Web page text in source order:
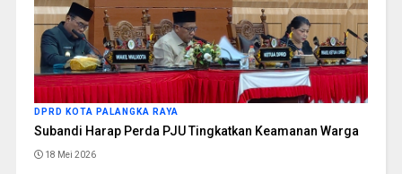
DPRD KOTA PALANGKA RAYA
Subandi Harap Perda PJU Tingkatkan Keamanan Warga
18 Mei 2026